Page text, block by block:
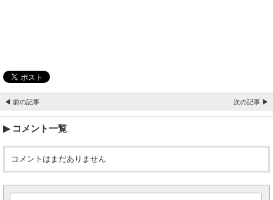
◀ 前の記事 次の記事 ▶
コメント一覧
コメントはまだありません